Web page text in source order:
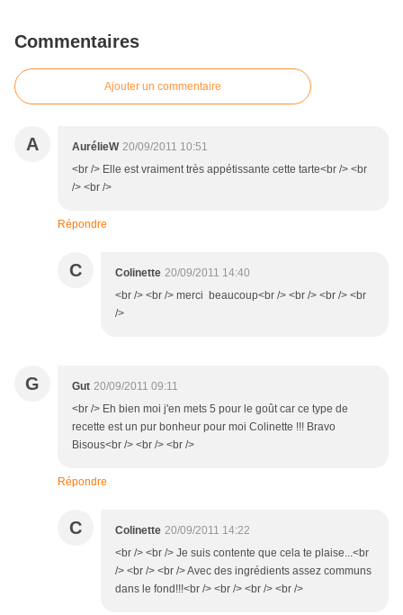
Commentaires
Ajouter un commentaire
A AurélieW 20/09/2011 10:51
<br /> Elle est vraiment très appétissante cette tarte<br /> <br
/> <br />
Répondre
C Colinette 20/09/2011 14:40
<br /> <br /> merci beaucoup<br /> <br /> <br /> <br
/>
G Gut 20/09/2011 09:11
<br /> Eh bien moi j'en mets 5 pour le goût car ce type de
recette est un pur bonheur pour moi Colinette !!! Bravo
Bisous<br /> <br /> <br />
Répondre
C Colinette 20/09/2011 14:22
<br /> <br /> Je suis contente que cela te plaise...<br
/> <br /> <br /> Avec des ingrédients assez communs
dans le fond!!!<br /> <br /> <br /> <br />